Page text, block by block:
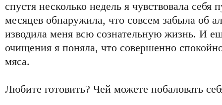
спустя несколько недель я чувствовала
месяцев обнаружила, что совсем забыла об
изводила меня всю сознательную жизнь. И
очищения я поняла, что совершенно
мяса.
Любите готовить? Чей можете побаловать